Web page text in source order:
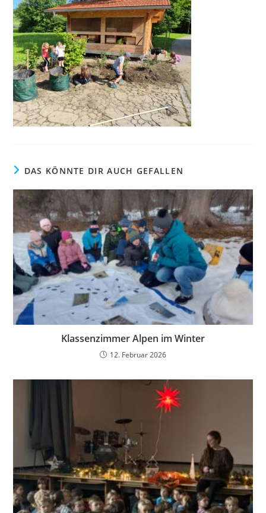
DAS KÖNNTE DIR AUCH GEFALLEN
Klassenzimmer Alpen im Winter
12. Februar 2026